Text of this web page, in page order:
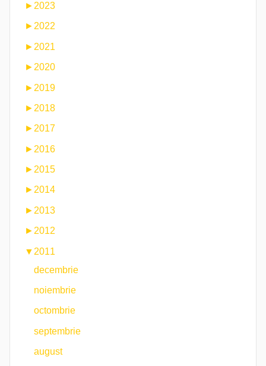
► 2023
►2022
► 2021
► 2020
► 2019
► 2018
► 2017
► 2016
► 2015
►2014
► 2013
► 2012
▼ 2011
decembrie
noiembrie
octombrie
septembrie
august